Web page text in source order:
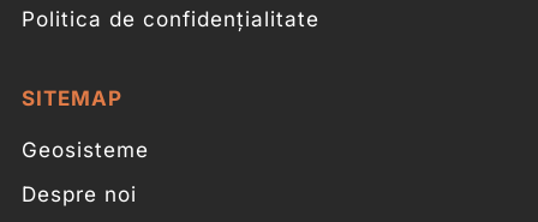
Politica de confidențialitate
SITEMAP
Geosisteme
Despre noi